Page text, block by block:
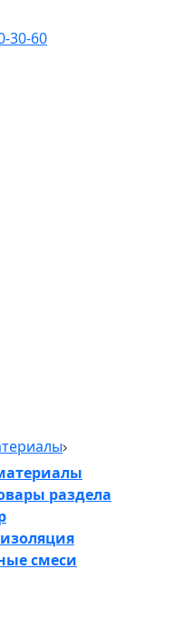
30-60
раздела
смеси
вам ответим